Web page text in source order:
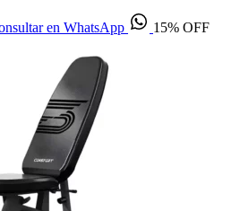
en WhatsApp 15% OFF